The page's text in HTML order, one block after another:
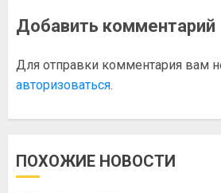
Добавить комментарий
Для отправки комментария вам
авторизоваться.
ПОХОЖИЕ НОВОСТИ